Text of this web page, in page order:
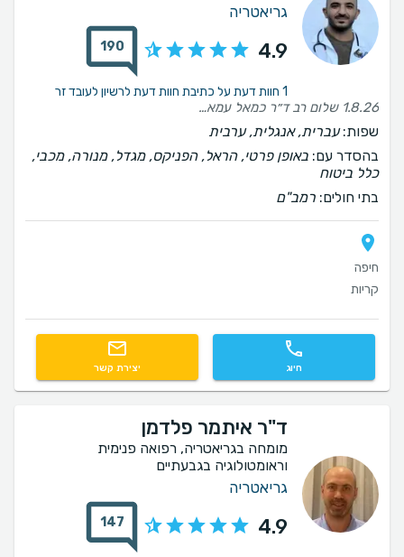
גריאטריה
4.9
190
1 חוות דעת על כתיבת חוות דעת לרשיון לעובד זר
1.8.26 שלום רב ד״ר כמאל עמאשה הוא רופא מאוד מקצועי בעל ידע רב ונסיון גדול , שבדק את יוסי וקבע שהוא סיעודי לגמרי. הלוואי ונתברך בהרבה רופאים כאלה עם רגישויות והבנה למטופלים. תודה רבה ד״ר כמאל עמאשה מאחלת לך שפע בריאות וחיים טובים ומאושרים חנה פז - אישתו של יוסי פז - מטופל סיעודי
שפות:עברית, אנגלית, ערבית
בהסדר עם: באופן פרטי, הראל, הפניקס, מגדל, מנורה, מכבי,
כלל ביטוח
בתי חולים: רמב"ם
חיפה
קריות
חיוג יצירת קשר
ד"ר איתמר פלדמן
מומחה בגריאטריה, רפואה פנימית
וראומטולוגיה בגבעתיים
גריאטריה
4.9
147